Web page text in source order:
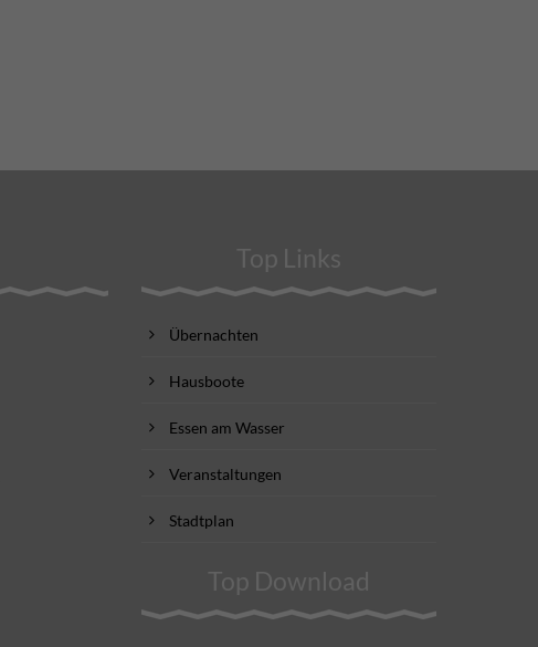
Top Links
Übernachten
Hausboote
Essen am Wasser
Veranstaltungen
Stadtplan
Top Download